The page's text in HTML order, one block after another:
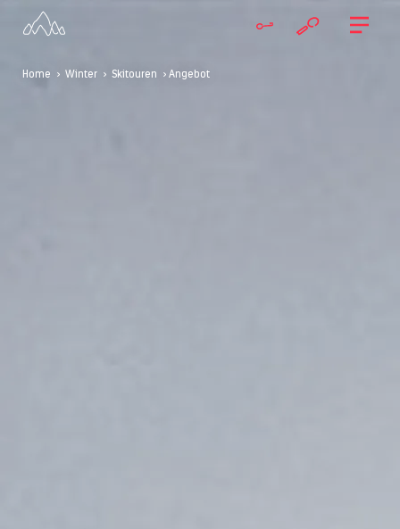
Home > Winter > Skitouren > Angebot